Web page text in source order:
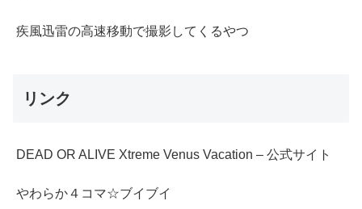
疾風迅雷の高速移動で撮影してくるやつ
リンク
DEAD OR ALIVE Xtreme Venus Vacation – 公式サイト
やわらか４コマ☆ブイブイ